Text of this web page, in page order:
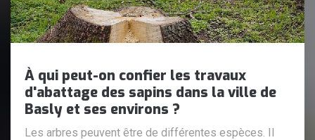
À qui peut-on confier les travaux
d'abattage des sapins dans la ville de
Basly et ses environs ?
Les arbres peuvent être de différentes espèces. Il